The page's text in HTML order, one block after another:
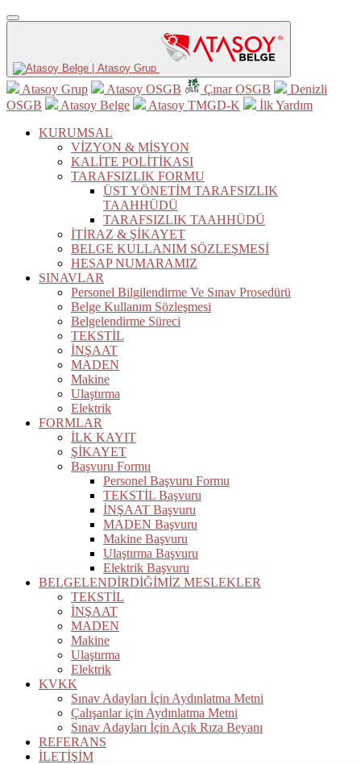
Atasoy Grup Atasoy OSGB Çınar OSGB
Denizli
OSGB
Atasoy Belge Atasoy TMGD-K
İlk Yardım
KURUMSAL
VİZYON & MİSYON
KALİTE POLİTİKASI
TARAFSIZLIK FORMU
ÜST YÖNETİM TARAFSIZLIK
TAAHHÜDÜ
TARAFSIZLIK TAAHHÜDÜ
İTİRAZ & ŞİKAYET
BELGE KULLANIM SÖZLEŞMESİ
HESAP NUMARAMIZ
SINAVLAR
Personel Bilgilendirme Ve Sınav Prosedürü
Belge Kullanım Sözleşmesi
Belgelendirme Süreci
TEKSTİL
İNŞAAT
MADEN
Makine
Ulaştırma
Elektrik
FORMLAR
İLK KAYIT
ŞİKAYET
Başvuru Formu
Personel Başvuru Formu
TEKSTİL Başvuru
İNŞAAT Başvuru
MADEN Başvuru
Makine Başvuru
Ulaştırma Başvuru
Elektrik Başvuru
BELGELENDİRDİĞİMİZ MESLEKLER
TEKSTİL
İNŞAAT
MADEN
Makine
Ulaştırma
Elektrik
KVKK
Sınav Adayları İçin Aydınlatma Metni
Çalışanlar için Aydınlatma Metni
Sınav Adayları İçin Açık Rıza Beyanı
REFERANS
İLETİŞİM